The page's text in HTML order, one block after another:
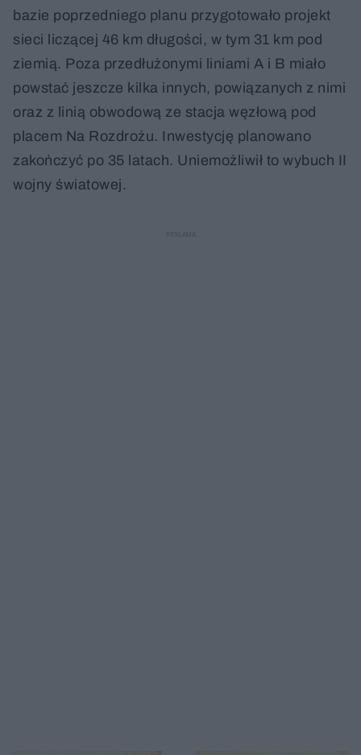
bazie poprzedniego planu przygotowało projekt
sieci liczącej 46 km długości, w tym 31 km pod
ziemią. Poza przedłużonymi liniami A i B miało
powstać jeszcze kilka innych, powiązanych z nimi
oraz z linią obwodową ze stacja węzłową pod
placem Na Rozdrożu. Inwestycję planowano
zakończyć po 35 latach. Uniemożliwił to wybuch II
wojny światowej.